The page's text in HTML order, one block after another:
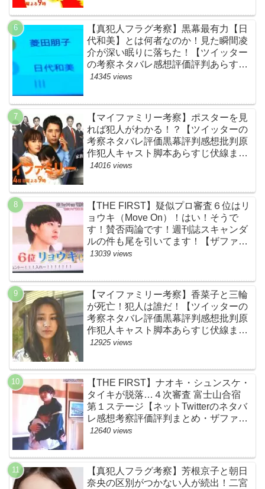
【真犯人フラグ考察】黒幕最有力【日
代和美】とは何者なのか！見た瞬間凌
介が深い眠りに落ちた！【ツイッター
の考察ネタバレ感想評価評判あらすじ
原作犯人キャスト黒幕伏線まとめ】
14345 views
【マイファミリー考察】ポスターを見
れば犯人がわかる！？【ツイッターの
考察ネタバレ評価黒幕評判感想批判原
作犯人キャスト脚本あらすじ伏線まと
め】
14016 views
【THE FIRST】疑似プロ審査６位はリ
ョウキ（Move On）！はい！そうで
す！賛否両論です！週刊誌スキャンダ
ルの件も尾を引いてます！【ザファー
スト・ネットのネタバレ感想考察まと
13039 views
【マイファミリー考察】香菜子と三輪
が死亡！犯人は誰だ！【ツイッターの
考察ネタバレ評価黒幕評判感想批判原
作犯人キャスト脚本あらすじ伏線まと
め】
12925 views
【THE FIRST】ナオキ・シュンスケ・
タイキが脱落…４次審査 富士山合宿
第１ステージ【ネットTwitterのネタバ
レ感想考察評価評判まとめ・ザファー
スト・スッキリ・BE:FIRST・ビーフ
12640 views
【真犯人フラグ考察】芳根京子と朝日
奈央の区別がつかない人が続出！二宮